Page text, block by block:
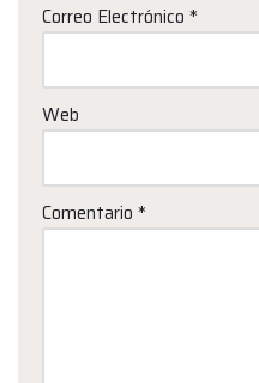
Correo Electrónico *
Web
Comentario *